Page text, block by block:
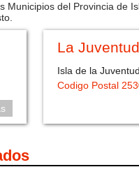
Municipios del Provincia de
La
Isla de la Juventud
Codigo Postal